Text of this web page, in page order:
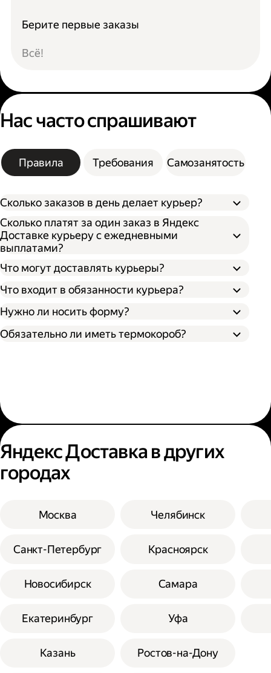
Берите первые заказы
Всё!
Нас часто спрашивают
Правила Требования Самозанятость
Сколько заказов в день делает курьер?
Сколько платят за один заказ в Яндекс
Доставке курьеру с ежедневными
выплатами?
Что могут доставлять курьеры?
Что входит в обязанности курьера?
Нужно ли носить форму?
Обязательно ли иметь термокороб?
Яндекс Доставка в других
городах
Москва
Санкт-Петербург
Новосибирск
Екатеринбург
Казань
Челябинск
Красноярск
Самара
Уфа
Ростов-на-Дону